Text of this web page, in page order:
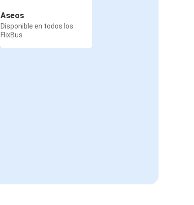
Aseos
Disponible en todos los
FlixBus